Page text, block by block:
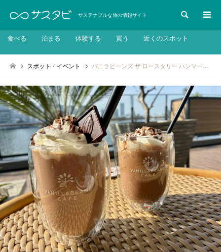
サステナブルな旅の情報サイト 検索
食べる 泊まる 体験する 買う 近くのスポット
スポット・イベント バニラビーンズ ザ ロースタリー ハンマーヘッド